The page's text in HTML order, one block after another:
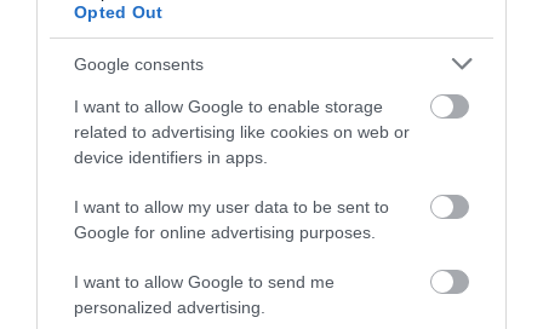
Opted Out
Google consents
I want to allow Google to enable storage
related to advertising like cookies on web or
device identifiers in apps.
I want to allow my user data to be sent to
Google for online advertising purposes.
I want to allow Google to send me
personalized advertising.
Megérkezett a platós Peugeot, de Európa
nem kap belőle